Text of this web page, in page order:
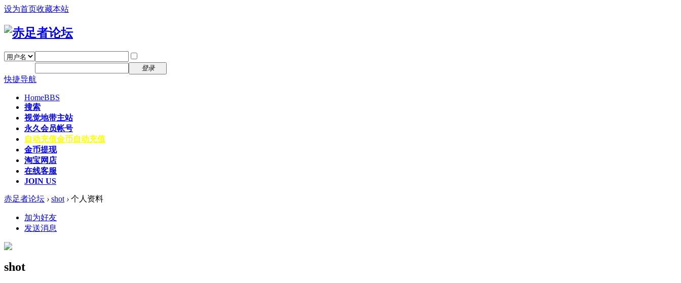
设为首页收藏本站
登录
快捷导航
HomeBBS
搜索
视觉地带主站
永久会员帐号
自动充值金币自动充值
金币提现
淘宝网店
在线客服
JOIN US
赤足者论坛 › shot › 个人资料
加为好友
发送消息
shot